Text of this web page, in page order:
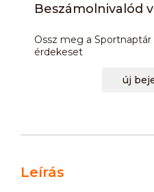
Beszámolnivalód
Ossz meg a
érdekeset
új
Leírás